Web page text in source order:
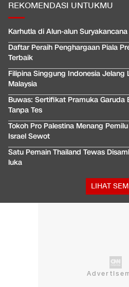
REKOMENDASI UNTUKMU
Karhutla di Alun-alun
Daftar Peraih Penghargaan Piala
Terbaik
Filipina Singgung Indonesia
Malaysia
Buwas: Sertifikat Pramuka Garuda
Tanpa Tes
Tokoh Pro Palestina Menang
Israel Sewot
Satu Pemain Thailand Tewas
luka
LIHAT